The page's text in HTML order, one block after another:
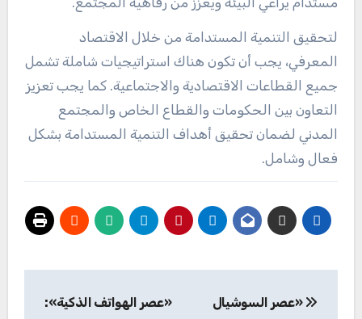
لتحقيق التنمية المستدامة من خلال الاقتصاد
المعرفي، يجب أن تكون هناك استراتيجيات شاملة تشمل
جميع القطاعات الاقتصادية والاجتماعية. كما يجب تعزيز
التعاون بين الحكومات والقطاع الخاص والمجتمع
المدني لضمان تحقيق أهداف التنمية المستدامة بشكل
فعال وشامل.
​«عصر السوشيال
​«عصر الهواتف الذكية»: